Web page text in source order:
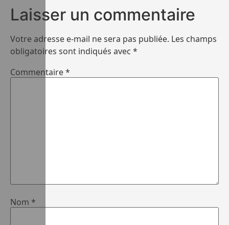
Laisser un commentaire
Votre adresse e-mail ne sera pas publiée. Les champs
obligatoires sont indiqués avec *
Commentaire*
Nom *